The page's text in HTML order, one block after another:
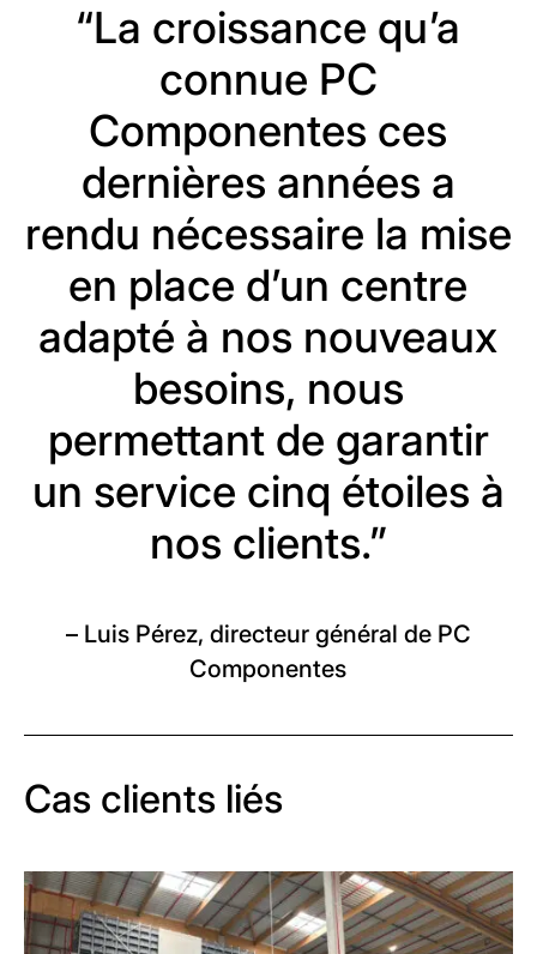
“La croissance qu’a
connue PC
Componentes ces
dernières années a
rendu nécessaire la mise
en place d’un centre
adapté à nos nouveaux
besoins, nous
permettant de garantir
un service cinq étoiles à
nos clients.”
– Luis Pérez, directeur général de PC
Componentes
Cas clients liés